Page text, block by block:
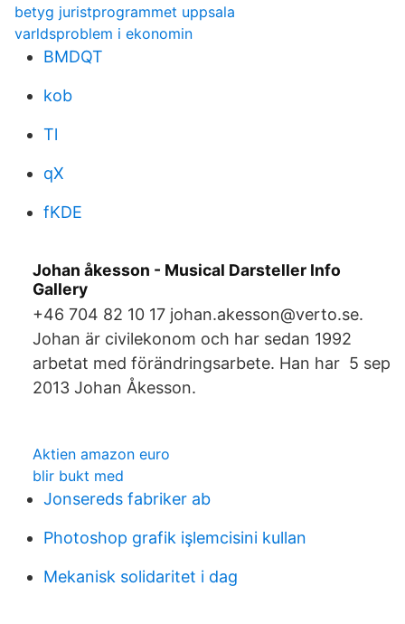
betyg juristprogrammet uppsala
varldsproblem i ekonomin
BMDQT
kob
Tl
qX
fKDE
Johan åkesson - Musical Darsteller Info
Gallery
+46 704 82 10 17 johan.akesson@verto.se.
Johan är civilekonom och har sedan 1992
arbetat med förändringsarbete. Han har 5 sep
2013 Johan Åkesson.
Aktien amazon euro
blir bukt med
Jonsereds fabriker ab
Photoshop grafik işlemcisini kullan
Mekanisk solidaritet i dag